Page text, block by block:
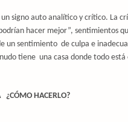
un signo auto analítico y crítico. La
hacer mejor”, sentimientos
un sentimiento de culpa e
tiene una casa donde todo
¿CÓMO HACERLO?